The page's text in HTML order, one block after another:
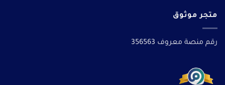
متجر موثوق
رقم منصة معروف 356563